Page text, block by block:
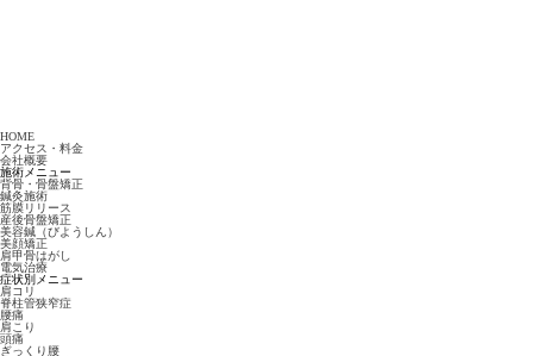
HOME
アクセス・料金
会社概要
施術メニュー
背骨・骨盤矯正
鍼灸施術
筋膜リリース
産後骨盤矯正
美容鍼（びようしん）
美顔矯正
肩甲骨はがし
電気治療
症状別メニュー
肩コリ
脊柱管狭窄症
腰痛
肩こり
頭痛
ぎっくり腰